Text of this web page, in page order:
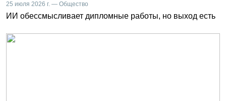
25 июля 2026 г. — Общество
ИИ обессмысливает дипломные работы, но выход есть